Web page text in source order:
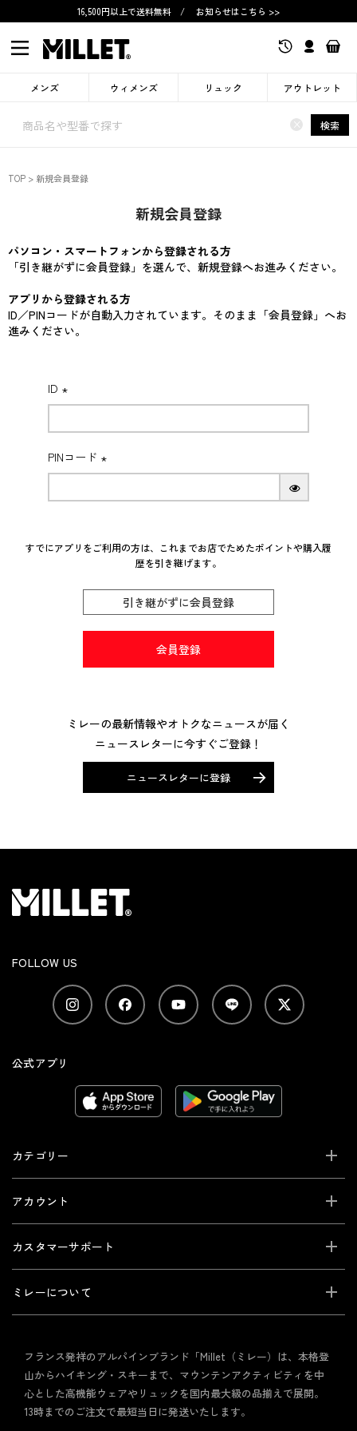
16,500円以上で送料無料 / お知らせはこちら >>
メンズ ウィメンズ リュック アウトレット
× 検索
TOP 新規会員登録
新規会員登録
パソコン・スマートフォンから登録される方
「引き継がずに会員登録」を選んで、新規登録へお進みください。
アプリから登録される方
ID／PINコードが自動入力されています。そのまま「会員登録」へお
進みください。
ID
(必
PINコード
(必
会員登録
引き継がずに会員登録
すでにアプリをご利用の方は、これまでお店でためたポイントや購入履
歴を引き継げます。
ミレーの最新情報やオトクなニュースが届く
ニュースレターに今すぐご登録！
ニュースレターに登録
FOLLOW US
公式アプリ
カテゴリー
アカウント
カスタマーサポート
ミレーについて
フランス発祥のアルパインブランド「Millet（ミレー）は、本格登
山からハイキング・スキーまで、マウンテンアクティビティを中
心とした高機能ウェアやリュックを国内最大級の品揃えで展開。
13時までのご注文で最短当日に発送いたします。